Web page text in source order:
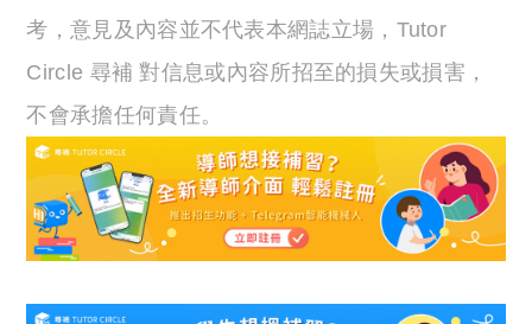
考，意見及內容並不代表本網誌立場，Tutor
Circle 尋補 對信息或內容所招至的損失或損害，
不會承擔任何責任。